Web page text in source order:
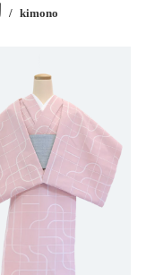
kimono